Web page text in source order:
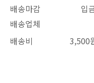
배송마감
입
배송업체
배송비
3,500